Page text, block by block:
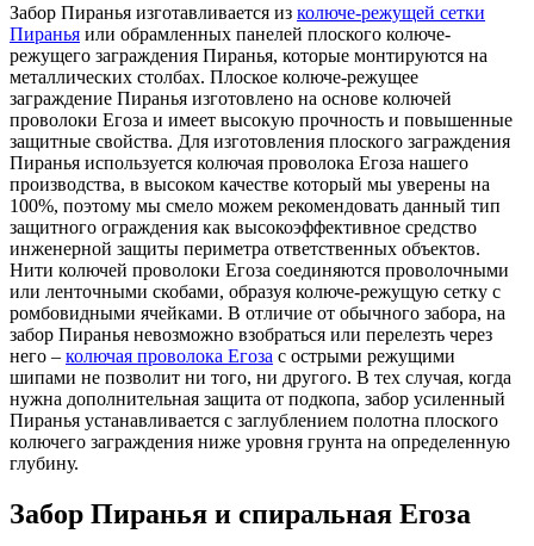
Забор Пиранья изготавливается из колюче-режущей сетки
Пиранья или обрамленных панелей плоского колюче-
режущего заграждения Пиранья, которые монтируются на
металлических столбах. Плоское колюче-режущее
заграждение Пиранья изготовлено на основе колючей
проволоки Егоза и имеет высокую прочность и повышенные
защитные свойства. Для изготовления плоского заграждения
Пиранья используется колючая проволока Егоза нашего
производства, в высоком качестве который мы уверены на
100%, поэтому мы смело можем рекомендовать данный тип
защитного ограждения как высокоэффективное средство
инженерной защиты периметра ответственных объектов.
Нити колючей проволоки Егоза соединяются проволочными
или ленточными скобами, образуя колюче-режущую сетку с
ромбовидными ячейками. В отличие от обычного забора, на
забор Пиранья невозможно взобраться или перелезть через
него – колючая проволока Егоза с острыми режущими
шипами не позволит ни того, ни другого. В тех случая, когда
нужна дополнительная защита от подкопа, забор усиленный
Пиранья устанавливается с заглублением полотна плоского
колючего заграждения ниже уровня грунта на определенную
глубину.
Забор Пиранья и спиральная Егоза